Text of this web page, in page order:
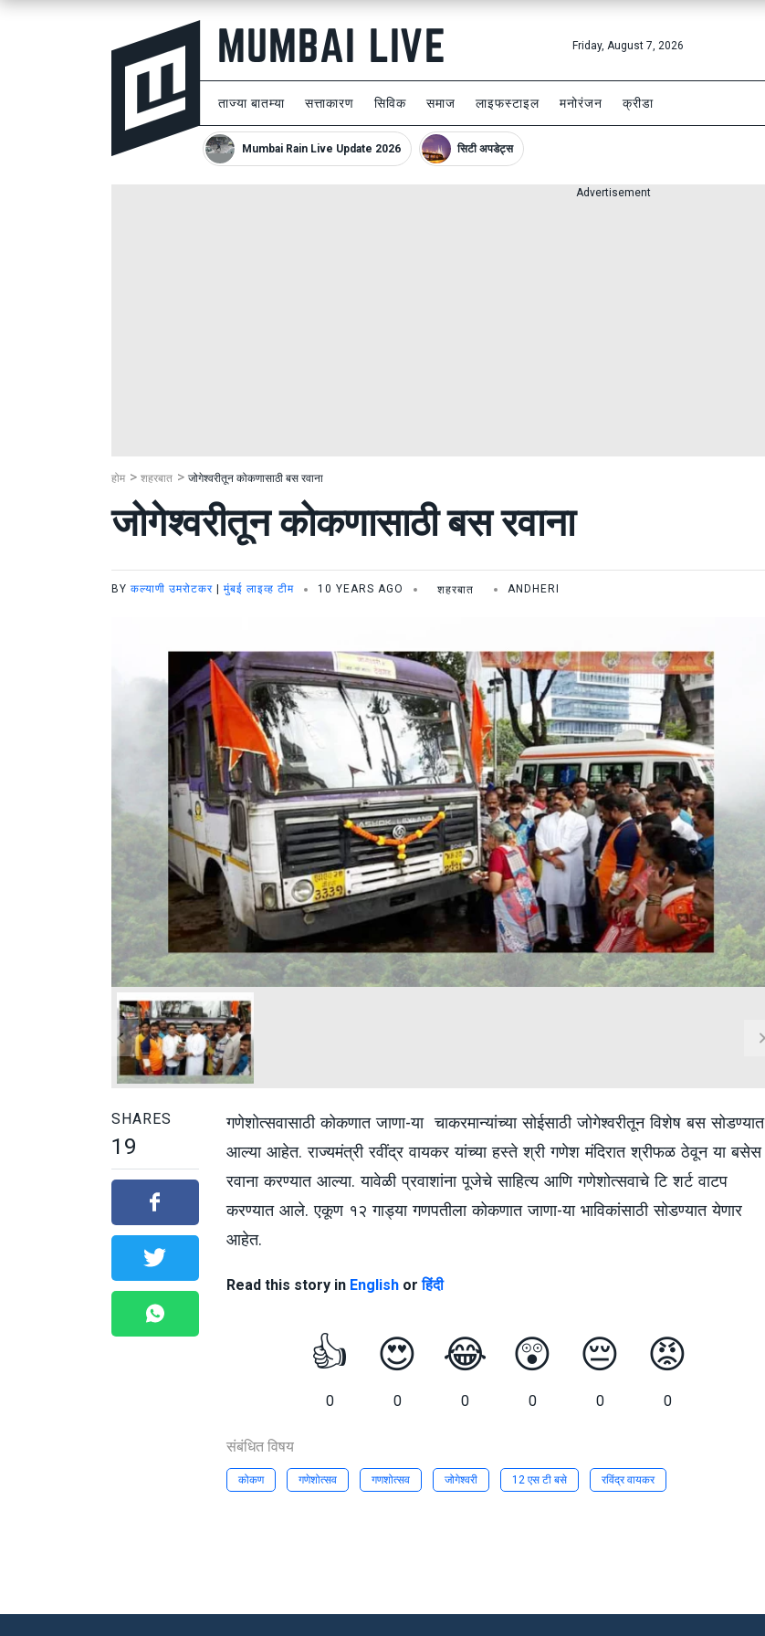
Friday, August 7, 2026
ताज्या बातम्या सत्ताकारण सिविक समाज लाइफस्टाइल मनोरंजन क्रीडा
Mumbai Rain Live Update 2026 सिटी अपडेट्स
Advertisement
होम शहरबात जोगेश्वरीतून कोकणासाठी बस रवाना
जोगेश्वरीतून कोकणासाठी बस रवाना
BY कल्याणी उमरोटकर मुंबई लाइव्ह टीम 10 YEARS AGO शहरबात ANDHERI
SHARES
19
गणेशोत्सवासाठी कोकणात जाणा-या चाकरमान्यांच्या सोईसाठी जोगेश्वरीतून विशेष बस सोडण्यात
आल्या आहेत. राज्यमंत्री रवींद्र वायकर यांच्या हस्ते श्री गणेश मंदिरात श्रीफळ ठेवून या बसेस
रवाना करण्यात आल्या. यावेळी प्रवाशांना पूजेचे साहित्य आणि गणेशोत्सवाचे टि शर्ट वाटप
करण्यात आले. एकूण १२ गाड्या गणपतीला कोकणात जाणा-या भाविकांसाठी सोडण्यात येणार
आहेत.
Read this story in Englishorहिंदी
👍
0
😍
0
😂
0
😲
0
😔
0
😡
0
संबंधित विषय
कोकण गणेशोत्सव गणशोत्सव जोगेश्वरी 12 एस टी बसे रविंद्र वायकर